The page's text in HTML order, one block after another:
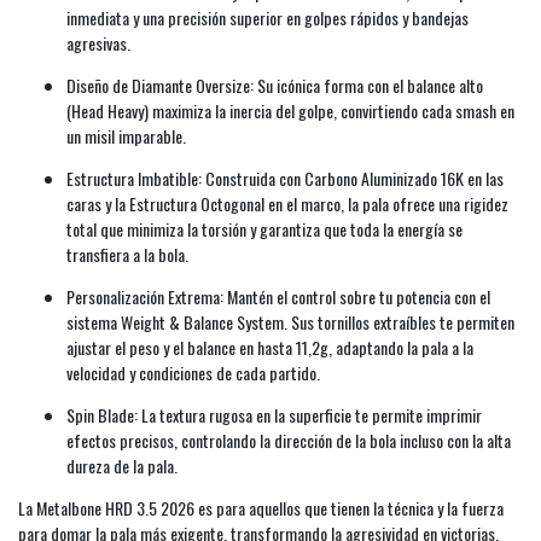
inmediata y una precisión superior en golpes rápidos y bandejas
agresivas.
Diseño de Diamante Oversize: Su icónica forma con el balance alto
(Head Heavy) maximiza la inercia del golpe, convirtiendo cada smash en
un misil imparable.
Estructura Imbatible: Construida con Carbono Aluminizado 16K en las
caras y la Estructura Octogonal en el marco, la pala ofrece una rigidez
total que minimiza la torsión y garantiza que toda la energía se
transfiera a la bola.
Personalización Extrema: Mantén el control sobre tu potencia con el
sistema Weight & Balance System. Sus tornillos extraíbles te permiten
ajustar el peso y el balance en hasta 11,2g, adaptando la pala a la
velocidad y condiciones de cada partido.
Spin Blade: La textura rugosa en la superficie te permite imprimir
efectos precisos, controlando la dirección de la bola incluso con la alta
dureza de la pala.
La Metalbone HRD 3.5 2026 es para aquellos que tienen la técnica y la fuerza
para domar la pala más exigente, transformando la agresividad en victorias.